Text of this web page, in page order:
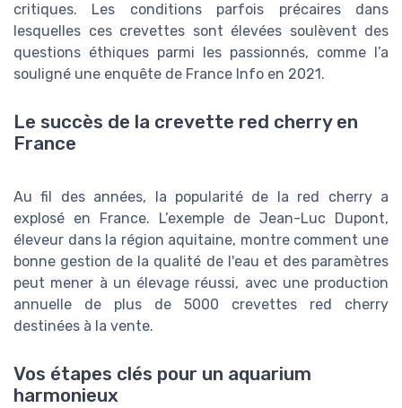
critiques. Les conditions parfois précaires dans
lesquelles ces crevettes sont élevées soulèvent des
questions éthiques parmi les passionnés, comme l’a
souligné une enquête de France Info en 2021.
Le succès de la crevette red cherry en
France
Au fil des années, la popularité de la red cherry a
explosé en France. L’exemple de Jean-Luc Dupont,
éleveur dans la région aquitaine, montre comment une
bonne gestion de la qualité de l'eau et des paramètres
peut mener à un élevage réussi, avec une production
annuelle de plus de 5000 crevettes red cherry
destinées à la vente.
Vos étapes clés pour un aquarium
harmonieux